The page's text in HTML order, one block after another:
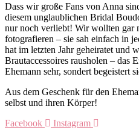
Dass wir große Fans von Anna
diesem unglaublichen Bridal
nur noch verliebt! Wir wollten gar
fotografieren – sie sah einfach in
hat im letzten Jahr geheiratet und
Brautaccessoires rausholen – das
Ehemann sehr, sondert begeistert
Aus dem Geschenk für den
selbst und ihren Körper!
Facebook
Instagram